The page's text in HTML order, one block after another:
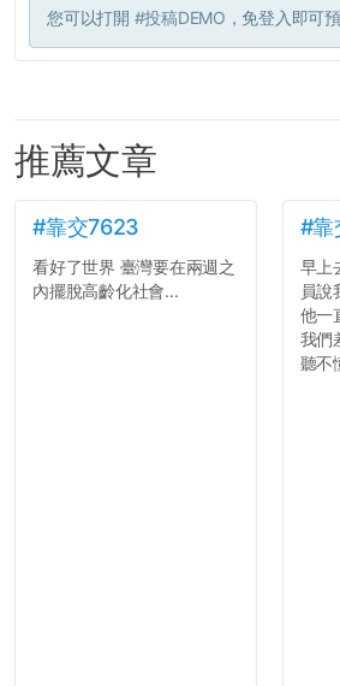
您可以打開 #投稿DEMO ，免登入即可
推薦文章
#靠交7623
看好了世界 臺灣要在兩週之
內擺脫高齡化社會...
#靠
早上
員說
他一
我們
聽不